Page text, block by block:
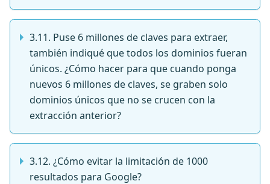
3.11. Puse 6 millones de claves para extraer,
también indiqué que todos los dominios fueran
únicos. ¿Cómo hacer para que cuando ponga
nuevos 6 millones de claves, se graben solo
dominios únicos que no se crucen con la
extracción anterior?
3.12. ¿Cómo evitar la limitación de 1000
resultados para Google?